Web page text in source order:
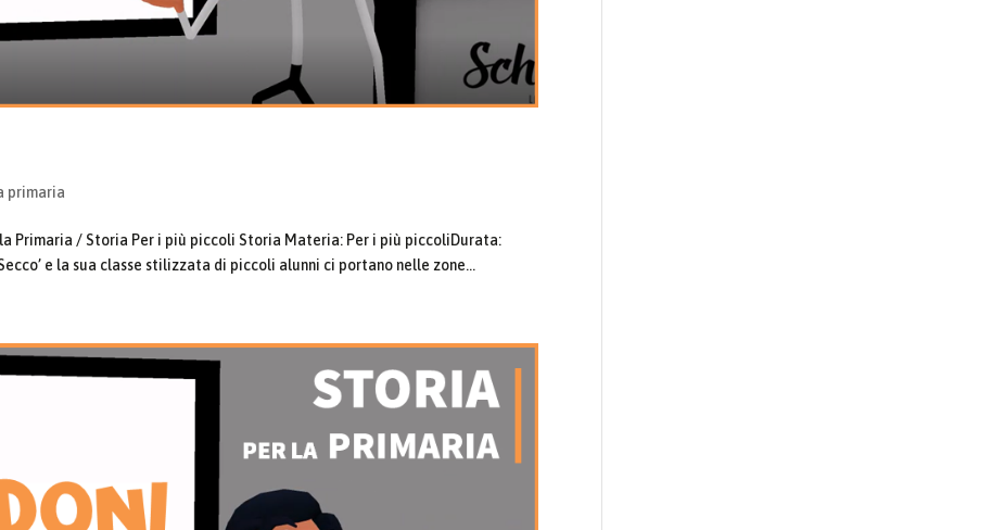
primaria
Primaria / Storia Per i più piccoli Storia Materia: Per i più piccoliDurata:
e la sua classe stilizzata di piccoli alunni ci portano nelle zone...